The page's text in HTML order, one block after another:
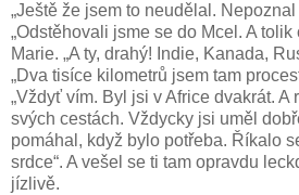
„Ještě že jsem to neudělal.
„Odstěhovali jsme se do Mcel. A tolik
Marie. „A ty, drahý! Indie, Kanada,
„Dva tisíce kilometrů jsem tam
„Vždyť vím. Byl jsi v Africe dvakrát. A
svých cestách. Vždycky jsi uměl
pomáhal, když bylo potřeba. Říkalo
srdce“. A vešel se ti tam opravdu
jízlivě.